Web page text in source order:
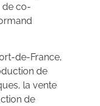
de co-
de-France,
de
la vente
de